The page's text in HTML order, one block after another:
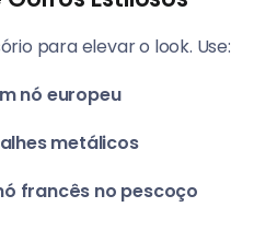
para elevar o look. Use:
nó europeu
metálicos
francês no pescoço